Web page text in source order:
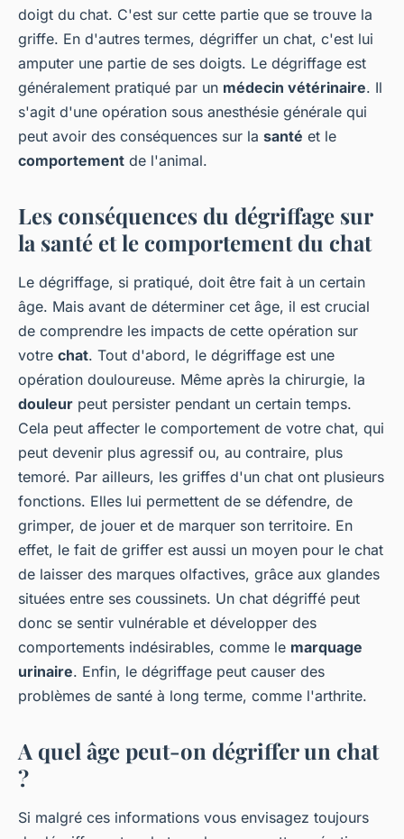
doigt du chat. C'est sur cette partie que se trouve la
griffe. En d'autres termes, dégriffer un chat, c'est lui
amputer une partie de ses doigts. Le dégriffage est
généralement pratiqué par un médecin vétérinaire. Il
s'agit d'une opération sous anesthésie générale qui
peut avoir des conséquences sur la santé et le
comportement de l'animal.
Les conséquences du dégriffage sur
la santé et le comportement du chat
Le dégriffage, si pratiqué, doit être fait à un certain
âge. Mais avant de déterminer cet âge, il est crucial
de comprendre les impacts de cette opération sur
votre chat. Tout d'abord, le dégriffage est une
opération douloureuse. Même après la chirurgie, la
douleur peut persister pendant un certain temps.
Cela peut affecter le comportement de votre chat, qui
peut devenir plus agressif ou, au contraire, plus
temoré. Par ailleurs, les griffes d'un chat ont plusieurs
fonctions. Elles lui permettent de se défendre, de
grimper, de jouer et de marquer son territoire. En
effet, le fait de griffer est aussi un moyen pour le chat
de laisser des marques olfactives, grâce aux glandes
situées entre ses coussinets. Un chat dégriffé peut
donc se sentir vulnérable et développer des
comportements indésirables, comme le marquage
urinaire. Enfin, le dégriffage peut causer des
problèmes de santé à long terme, comme l'arthrite.
A quel âge peut-on dégriffer un chat
?
Si malgré ces informations vous envisagez toujours